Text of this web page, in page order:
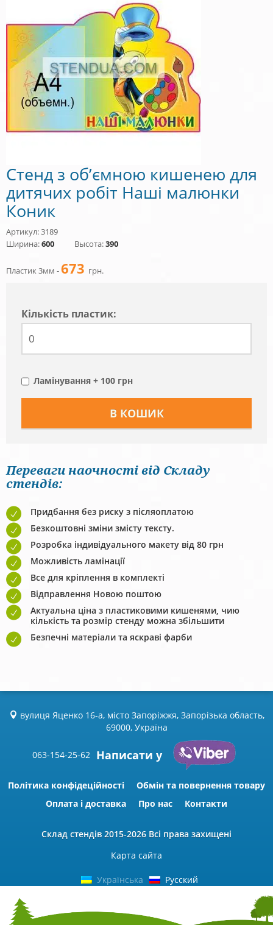
Стенд з об’ємною кишенею для
дитячих робіт Наші малюнки
Коник
Артикул: 3189
Ширина:600 Высота:390
Пластик 3мм -673 грн.
Кiлькiсть пластик:
Ламінування + 100 грн
Переваги наочності від Складу
стендів:
Придбання без риску з післяоплатою
Безкоштовні зміни змісту тексту.
Розробка індивідуального макету від 80 грн
Можливість ламінації
Все для кріплення в комплекті
Відправлення Новою поштою
Актуальна ціна з пластиковими кишенями, чию
кількість та розмір стенду можна збільшити
Безпечні матеріали та яскраві фарби
вулиця Яценко 16-а, місто Запоріжжя, Запорізька область,
69000, Україна
063-154-25-62 Написати у
Політика конфідеційності
Обмін та повернення товару
Оплата і доставка
Про нас Контакти
Склад стендів 2015-2026 Всі права захищені
Карта сайта
Українська Русский